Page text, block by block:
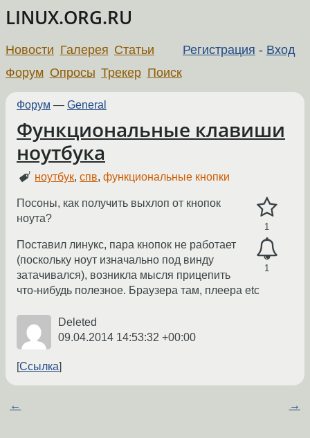
LINUX.ORG.RU
Регистрация - Вход
Новости Галерея Статьи
Форум Опросы Трекер Поиск
Форум — General
Функциональные клавиши
ноутбука
ноутбук,спв,функциональные кнопки
1
1
Посоны, как получить выхлоп от кнопок
ноута?
Поставил линукс, пара кнопок не работает
(поскольку ноут изначально под винду
затачивался), возникла мысля прицепить
что-нибудь полезное. Браузера там, плеера etc
Deleted
09.04.2014 14:53:32 +00:00
Ссылка
← →